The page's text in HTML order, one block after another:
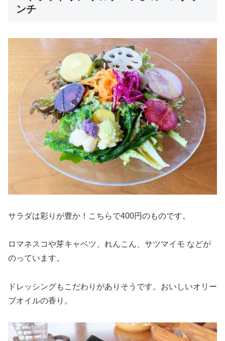
ンチ
サラダは彩りが豊か！こちらで400円のものです。
ロマネスコや芽キャベツ、れんこん、サツマイモ などが
のっています。
ドレッシングもこだわりがありそうです。おいしいオリー
ブオイルの香り。